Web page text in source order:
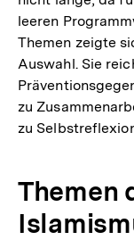
leeren
Themen zeigte
Auswahl. Sie
zu
zu
Themen